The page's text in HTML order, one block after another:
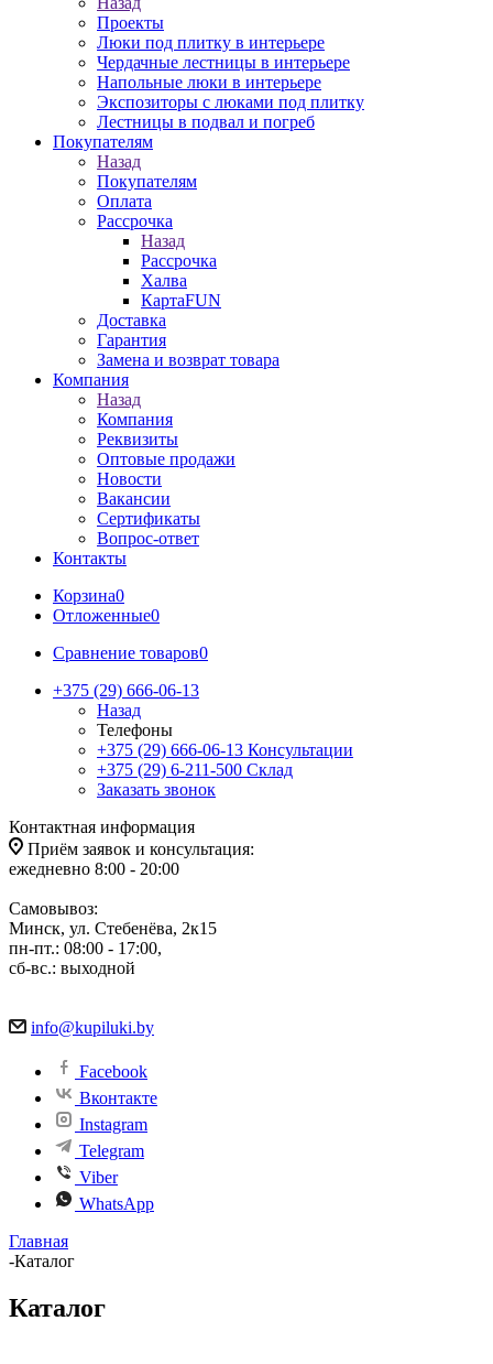
Проекты
Люки под плитку в интерьере
Чердачные лестницы в интерьере
Напольные люки в интерьере
Экспозиторы с люками под плитку
Лестницы в подвал и погреб
Покупателям
Назад
Покупателям
Оплата
Рассрочка
Назад
Рассрочка
Халва
КартаFUN
Доставка
Гарантия
Замена и возврат товара
Компания
Назад
Компания
Реквизиты
Оптовые продажи
Новости
Вакансии
Сертификаты
Вопрос-ответ
Контакты
Корзина0
Отложенные0
Сравнение товаров0
+375 (29) 666-06-13
Назад
Телефоны
+375 (29) 666-06-13 Консультации
+375 (29) 6-211-500 Склад
Заказать звонок
Контактная информация
Приём заявок и консультация:
ежедневно 8:00 - 20:00
Самовывоз:
Минск, ул. Стебенёва, 2к15
пн-пт.: 08:00 - 17:00,
сб-вс.: выходной
info@kupiluki.by
Facebook
Вконтакте
Instagram
Telegram
Viber
WhatsApp
Главная
-Каталог
Каталог